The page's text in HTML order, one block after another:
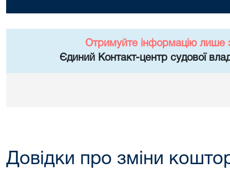
Отримуйте інформацію лише
Єдиний Контакт-центр судової
Довідки про зміни